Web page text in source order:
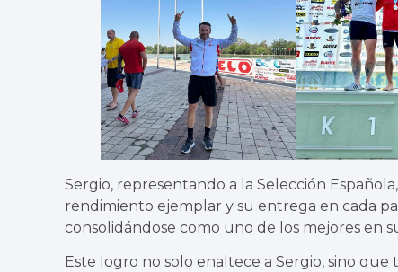
Sergio, representando a la Selección
rendimiento ejemplar y su entrega en cada
consolidándose como uno de los mejores en
Este logro no solo enaltece a Sergio, sino